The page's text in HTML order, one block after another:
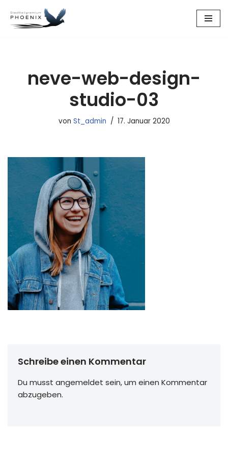
Zum
neve-web-design-
studio-03
von St_admin 17. Januar 2020
Schreibe einen Kommentar
Du musst angemeldet sein, um einen Kommentar
abzugeben.